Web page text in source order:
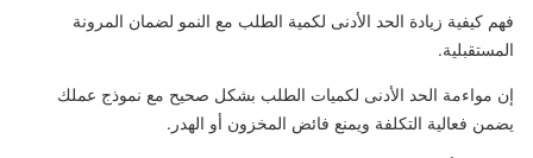
فهم كيفية زيادة الحد الأدنى لكمية الطلب مع النمو لضمان المرونة
المستقبلية.
إن مواءمة الحد الأدنى لكميات الطلب بشكل صحيح مع نموذج عملك
يضمن فعالية التكلفة ويمنع فائض المخزون أو الهدر.